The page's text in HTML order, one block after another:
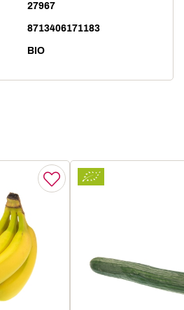
27967
8713406171183
BIO